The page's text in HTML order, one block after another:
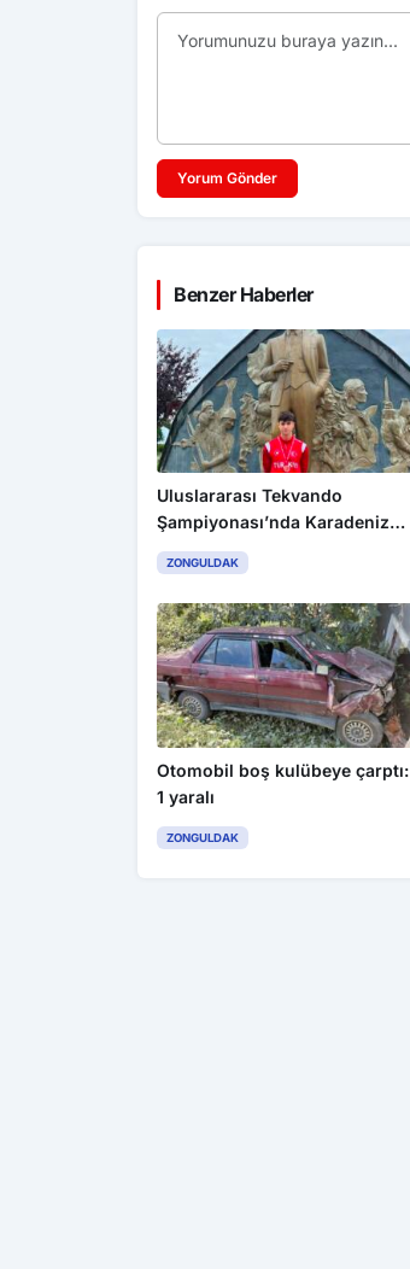
Yorum Gönder
Benzer Haberler
Uluslararası Tekvando
Şampiyonası’nda Karadeniz
Ereğli’ye gümüş madalya
gururu
ZONGULDAK
Otomobil boş kulübeye çarptı:
1 yaralı
ZONGULDAK